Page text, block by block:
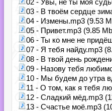
02 - Увы, не ты моя
03 - В твоём сердце
04 - Измены.mp3 (9.53
05 - Привет.mp3 (9.85
06 - Ты ко мне не
07 - Я тебя найду.mp3
08 - В твой день
09 - Назову тебя
10 - Мы будем до утра
11 - О том, как я тебя
12 - Сладкий мёд.mp3
13 - Счастье моё.mp3